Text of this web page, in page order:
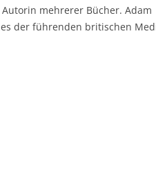
mehrerer Bücher. Adam
der führenden britischen